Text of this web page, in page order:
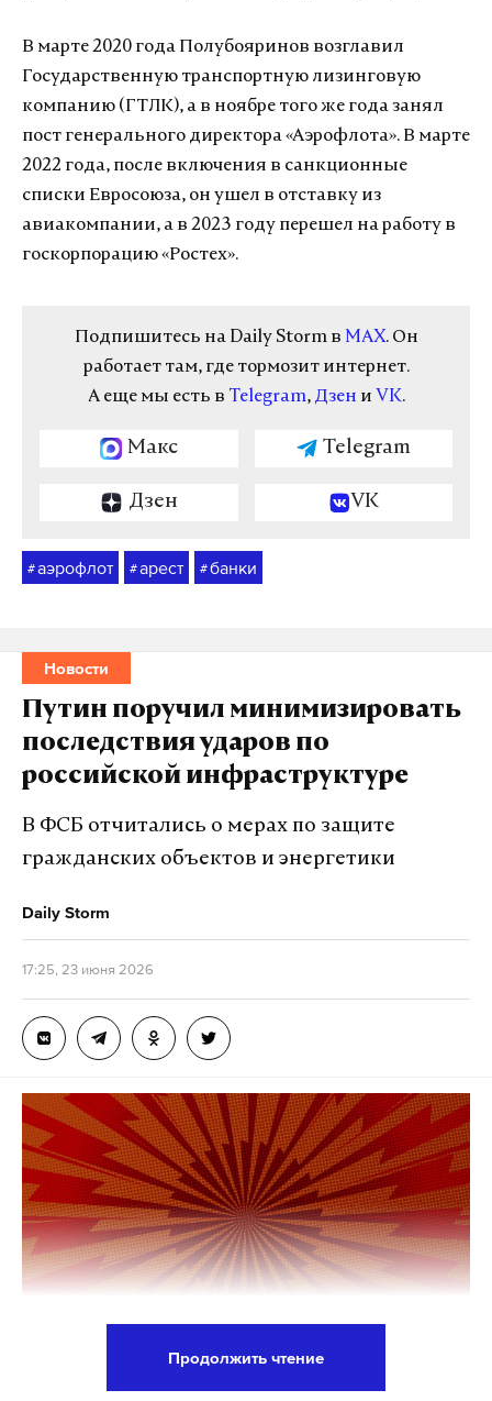
В марте 2020 года Полубояринов возглавил
Государственную транспортную лизинговую
компанию (ГТЛК), а в ноябре того же года занял
пост генерального директора «Аэрофлота». В марте
2022 года, после включения в санкционные
списки Евросоюза, он ушел в отставку из
авиакомпании, а в 2023 году перешел на работу в
госкорпорацию «Ростех».
Подпишитесь на Daily Storm в MAX. Он
работает там, где тормозит интернет.
А еще мы есть в Telegram, Дзен и VK.
Макс Telegram
Дзен VK
#аэрофлот #арест #банки
Новости
Путин поручил минимизировать
последствия ударов по
российской инфраструктуре
В ФСБ отчитались о мерах по защите
гражданских объектов и энергетики
Daily Storm
17:25, 23 июня 2026
Продолжить чтение